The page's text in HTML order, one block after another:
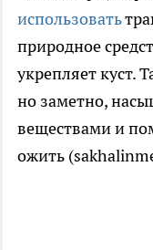
использовать
природное
укрепляет куст.
но заметно,
веществами и
ожить